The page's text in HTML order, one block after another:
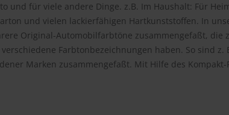
und für viele andere Dinge. z.B. Im Haushalt: Für
und vielen lackierfähigen Hartkunststoffen. In
Original-Automobilfarbtöne zusammengefaßt, die
Farbtonbezeichnungen haben. So sind z.
Marken zusammengefaßt. Mit Hilfe des